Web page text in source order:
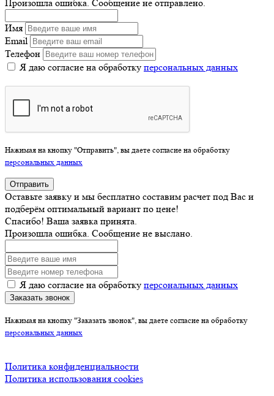
Произошла ошибка. Сообщение не отправлено.
Имя
Email
Телефон
Я даю согласие на обработку персональных данных
Нажимая на кнопку "Отправить", вы даете согласие на обработку
персональных данных
Отправить
Оставьте заявку и мы бесплатно составим расчет под Вас и
подберём оптимальный вариант по цене!
Спасибо! Ваша заявка принята.
Произошла ошибка. Сообщение не выслано.
Я даю согласие на обработку персональных данных
Заказать звонок
Нажимая на кнопку "Заказать звонок", вы даете согласие на обработку
персональных данных
Политика конфиденциальности
Политика использования cookies